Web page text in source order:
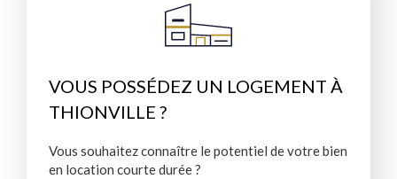
VOUS POSSÉDEZ UN LOGEMENT À
THIONVILLE ?
Vous souhaitez connaître le potentiel de votre bien
en location courte durée ?